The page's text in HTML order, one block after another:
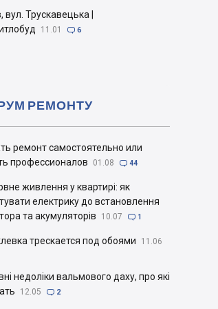
вул. Трускавецька |
11.01  6
ремонт самостоятельно или
профессионалов
01.08  44
живлення у квартирі: як
електрику до встановлення
та акумуляторів
10.07  1
трескается под обоями 11.06
недоліки вальмового даху, про які
12.05  2
РЕМОНТУ